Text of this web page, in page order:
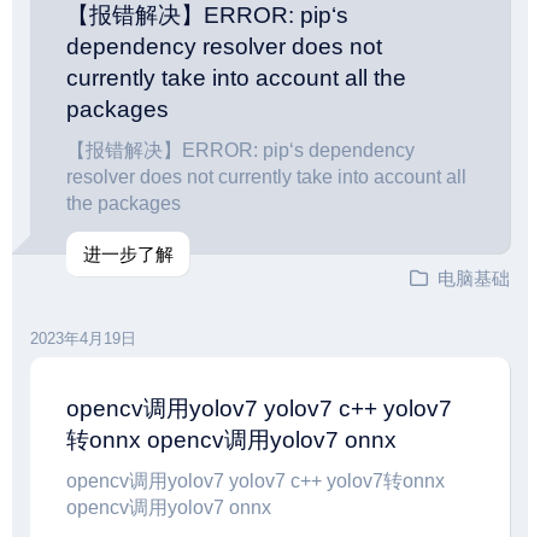
【报错解决】ERROR: pip‘s
dependency resolver does not
currently take into account all the
packages
【报错解决】ERROR: pip‘s dependency
resolver does not currently take into account all
the packages
进一步了解
电脑基础
2023年4月19日
opencv调用yolov7 yolov7 c++ yolov7
转onnx opencv调用yolov7 onnx
opencv调用yolov7 yolov7 c++ yolov7转onnx
opencv调用yolov7 onnx